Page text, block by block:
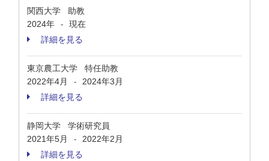
関西大学 助教
2024年
-
現在
詳細を見る
東京農工大学 特任助教
2022年4月
-
2024年3月
詳細を見る
静岡大学 学術研究員
2021年5月
-
2022年2月
詳細を見る